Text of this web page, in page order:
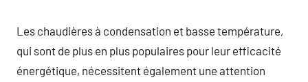
Les chaudières à condensation et basse température,
qui sont de plus en plus populaires pour leur efficacité
énergétique, nécessitent également une attention